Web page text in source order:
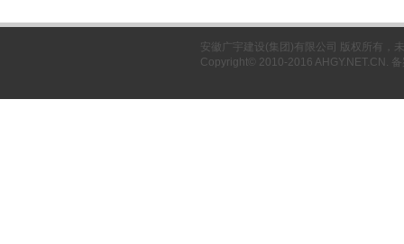
安徽广宇建设(集团)有限公司 版权所有，
Copyright© 2010-2016 AHGY.NET.CN.